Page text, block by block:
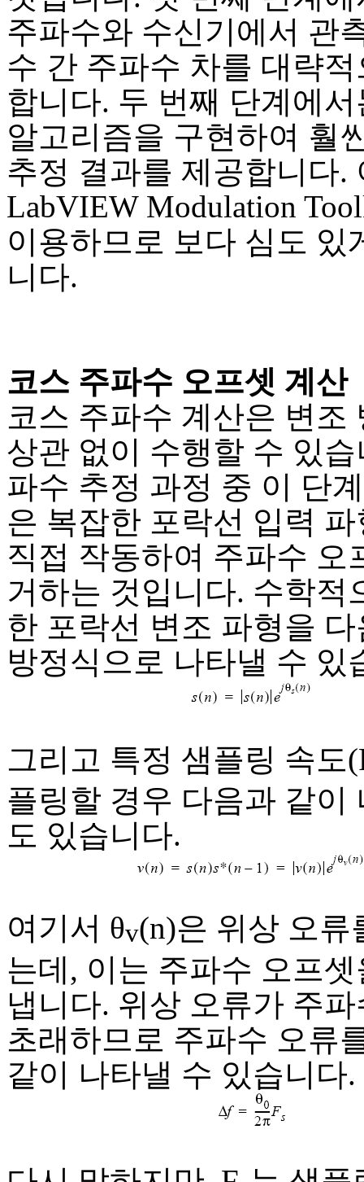
주파수와 수신기에서 관
수 간 주파수 차를 대략
합니다. 두 번째 단계에
알고리즘을 구현하여 훨
추정 결과를 제공합니다.
LabVIEW Modulation
이용하므로 보다 심도 있
니다.
코스 주파수 오프셋 계산
코스 주파수 계산은 변조
상관 없이 수행할 수 있
파수 추정 과정 중 이 단
은 복잡한 포락선 입력
직접 작동하여 주파수 오
거하는 것입니다. 수학적
한 포락선 변조 파형을
방정식으로 나타낼 수 있
그리고 특정 샘플링 속도
플링할 경우 다음과 같이
도 있습니다.
여기서 θv(n)은 위상 오류
는데, 이는 주파수 오프
냅니다. 위상 오류가 주
초래하므로 주파수 오류
같이 나타낼 수 있습니다.